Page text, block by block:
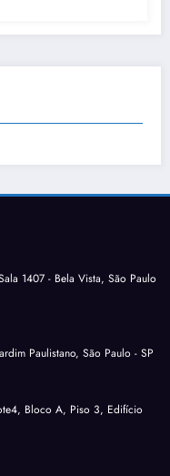
1407 - Bela Vista, São Paulo
Paulistano, São Paulo - SP
Bloco A, Piso 3, Edifício